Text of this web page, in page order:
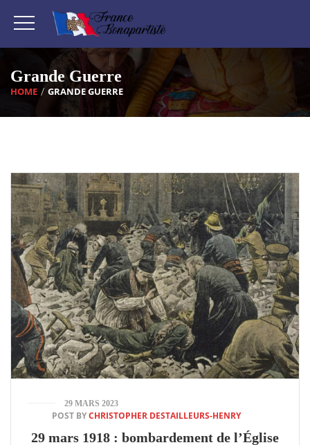
Grande Guerre
HOME GRANDE GUERRE
29 MARS 2023
POST BYCHRISTOPHER DESTAILLEURS-HENRY
29 mars 1918 : bombardement de l’Église